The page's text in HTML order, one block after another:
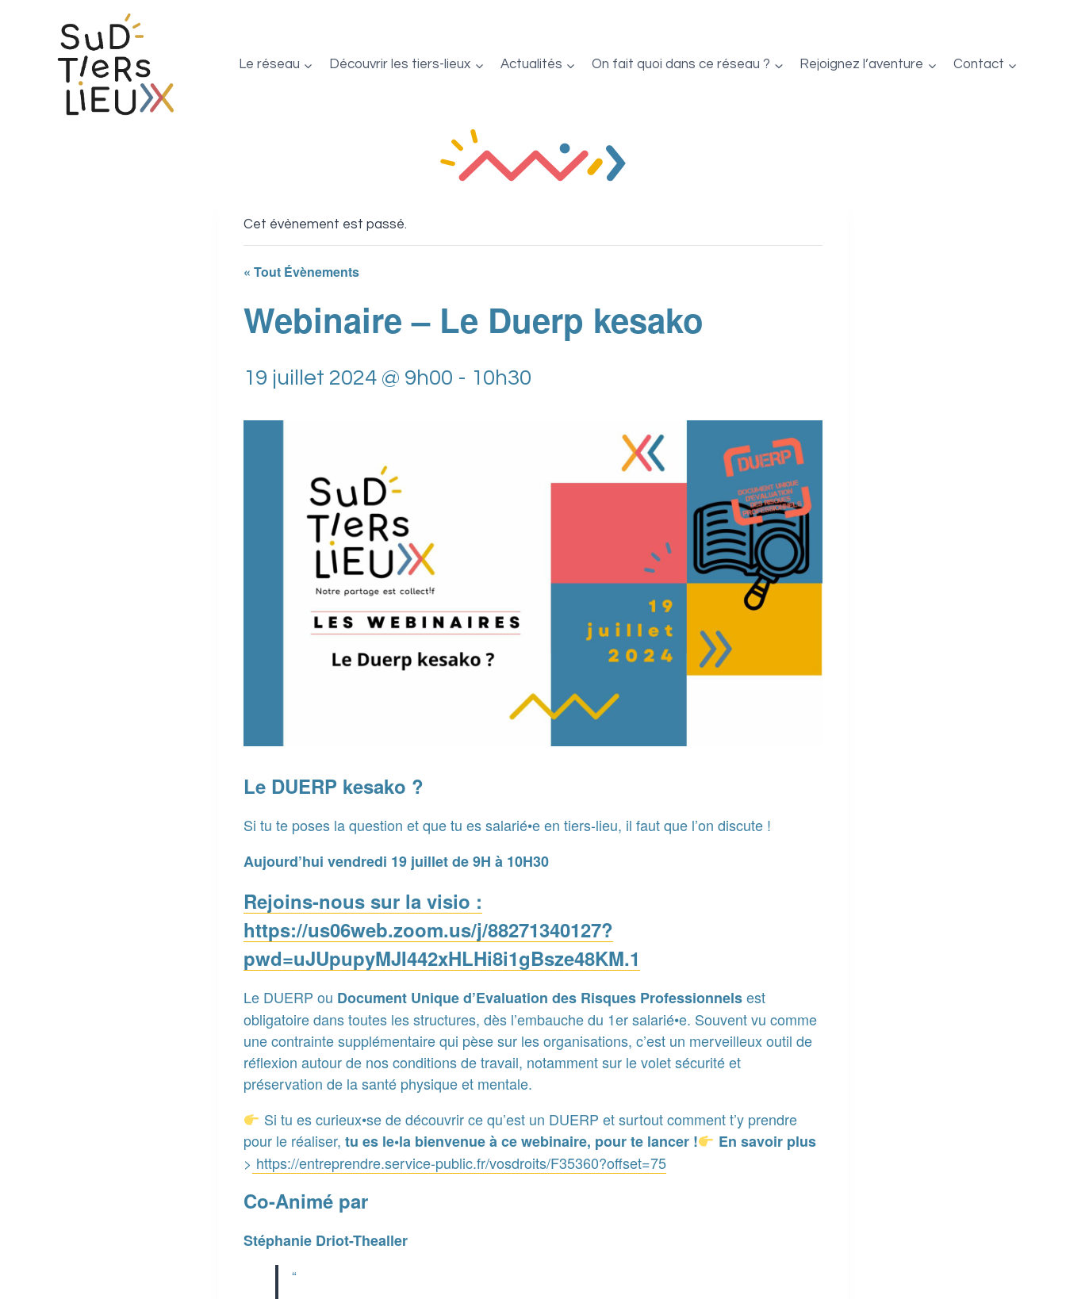
Le réseau
Découvrir les tiers-lieux Actualités On fait quoi dans ce réseau ? Rejoignez l’aventure Contact
Cet évènement est passé.
« Tout Évènements
Webinaire – Le Duerp kesako
19 juillet 2024 @ 9h00 - 10h30
Le DUERP kesako ?
Si tu te poses la question et que tu es salarié•e en tiers-lieu, il faut que l’on discute !
Aujourd’hui vendredi 19 juillet de 9H à 10H30
Rejoins-nous sur la visio :
https://us06web.zoom.us/j/88271340127?
pwd=uJUpupyMJI442xHLHi8i1gBsze48KM.1
Le DUERP ou Document Unique d’Evaluation des Risques Professionnelsest
obligatoire dans toutes les structures, dès l’embauche du 1er salarié•e. Souvent vu comme
une contrainte supplémentaire qui pèse sur les organisations, c’est un merveilleux outil de
réflexion autour de nos conditions de travail, notamment sur le volet sécurité et
préservation de la santé physique et mentale.
Si tu es curieux•se de découvrir ce qu’est un DUERP et surtout comment t’y prendre
pour le réaliser, tu es le•la bienvenue à ce webinaire, pour te lancer !
En savoir plus
> https://entreprendre.service-public.fr/vosdroits/F35360?offset=75
Co-Animé par
Stéphanie Driot-Thealler